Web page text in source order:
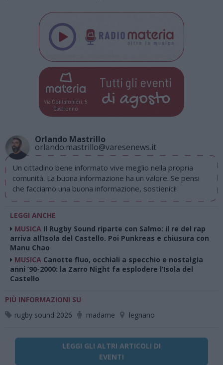
Via Confalonieri, 5
Castronno
Tutti gli eventi
di agosto
Orlando Mastrillo
orlando.mastrillo@varesenews.it
Un cittadino bene informato vive meglio nella propria
comunità. La buona informazione ha un valore. Se pensi
che facciamo una buona informazione, sostienici!
LEGGI ANCHE
MUSICA Il Rugby Sound riparte con Salmo: il re del rap
arriva all’Isola del Castello. Poi Punkreas e chiusura con
Manu Chao
MUSICA Canotte fluo, occhiali a specchio e nostalgia
anni ’90-2000: la Zarro Night fa esplodere l’Isola del
Castello
PIÙ INFORMAZIONI SU
rugby sound 2026
madame legnano
LEGGI GLI ALTRI ARTICOLI DI
EVENTI